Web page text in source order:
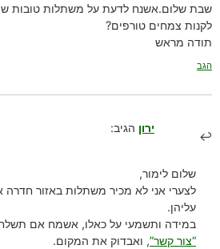
שבת שלום.אשנח לדעת על משתלות טובות
לקנות צמחים טורפים?
תודה מראש
הגב
ירון הגיב:
שלום לימור,
לצערי אני לא מכיר משתלות באזור חדרה
עליהן.
במידה ותשמעי על כאלו, אשמח אם
“צור קשר”, ואבדוק את המקום.